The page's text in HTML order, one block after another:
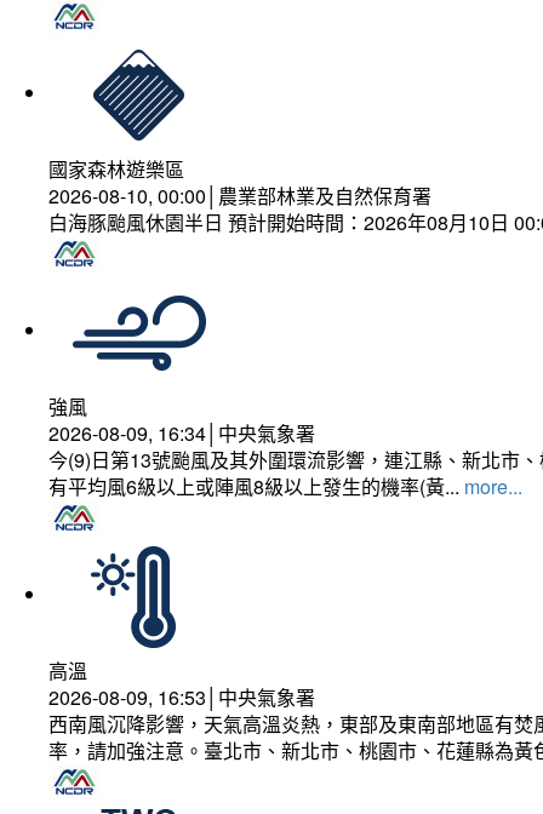
國家森林遊樂區
2026-08-10, 00:00│農業部林業及自然保育署
白海豚颱風休園半日 預計開始時間：2026年08月10日
強風
2026-08-09, 16:34│中央氣象署
今(9)日第13號颱風及其外圍環流影響，連江縣、新北市
有平均風6級以上或陣風8級以上發生的機率(黃... more...
高溫
2026-08-09, 16:53│中央氣象署
西南風沉降影響，天氣高溫炎熱，東部及東南部地區有
率，請加強注意。臺北市、新北市、桃園市、花蓮縣為